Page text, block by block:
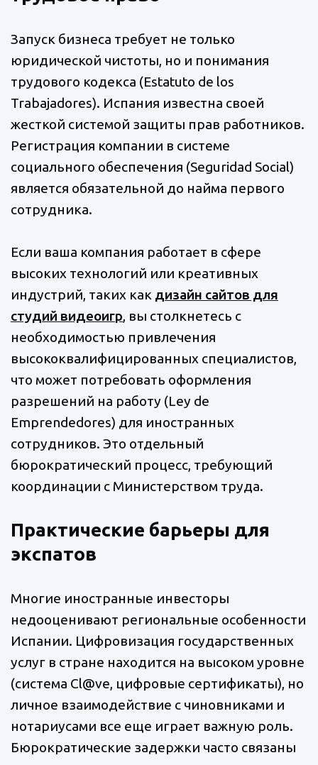
Запуск бизнеса требует не только
юридической чистоты, но и понимания
трудового кодекса (Estatuto de los
Trabajadores). Испания известна своей
жесткой системой защиты прав работников.
Регистрация компании в системе
социального обеспечения (Seguridad Social)
является обязательной до найма первого
сотрудника.
Если ваша компания работает в сфере
высоких технологий или креативных
индустрий, таких как дизайн сайтов для
студий видеоигр, вы столкнетесь с
необходимостью привлечения
высококвалифицированных специалистов,
что может потребовать оформления
разрешений на работу (Ley de
Emprendedores) для иностранных
сотрудников. Это отдельный
бюрократический процесс, требующий
координации с Министерством труда.
Практические барьеры для
экспатов
Многие иностранные инвесторы
недооценивают региональные особенности
Испании. Цифровизация государственных
услуг в стране находится на высоком уровне
(система Cl@ve, цифровые сертификаты), но
личное взаимодействие с чиновниками и
нотариусами все еще играет важную роль.
Бюрократические задержки часто связаны